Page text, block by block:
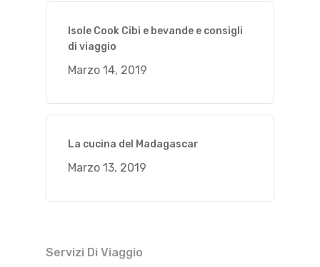
Isole Cook Cibi e bevande e consigli
di viaggio
Marzo 14, 2019
La cucina del Madagascar
Marzo 13, 2019
Servizi Di Viaggio